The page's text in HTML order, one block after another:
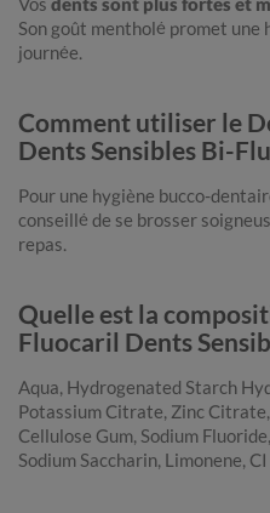
Son goût mentholé promet une
journée.
Comment utiliser le
Dents Sensibles Bi-
Pour une hygiène bucco-
conseillé de se brosser
repas.
Quelle est la
Fluocaril Dents
Aqua, Hydrogenated Starch
Potassium Citrate, Zinc
Cellulose Gum, Sodium
Sodium Saccharin, Limonene,